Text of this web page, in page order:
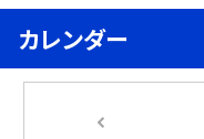
カレンダー